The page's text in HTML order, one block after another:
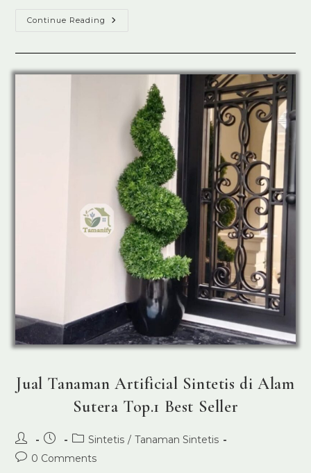
Continue Reading Jual
Sintetis
Tangerang
Jual Tanaman Artificial Sintetis di Alam
Sutera Top.1 Best Seller
Post
author:
Post
published:
Post
category:
Sintetis / Tanaman Sintetis
Post0 Comments